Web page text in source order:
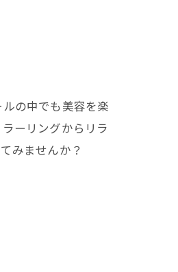
の中でも美容を楽
ーリングからリラ
みませんか？